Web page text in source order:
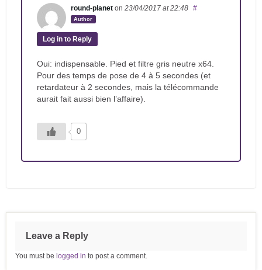
round-planet on 23/04/2017 at 22:48
Author
#
Log in to Reply
Oui: indispensable. Pied et filtre gris neutre x64.
Pour des temps de pose de 4 à 5 secondes (et
retardateur à 2 secondes, mais la télécommande
aurait fait aussi bien l’affaire).
0
Leave a Reply
You must be logged in to post a comment.